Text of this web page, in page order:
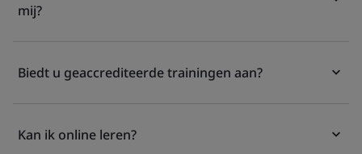
mij?
Biedt u geaccrediteerde trainingen aan?
Kan ik online leren?